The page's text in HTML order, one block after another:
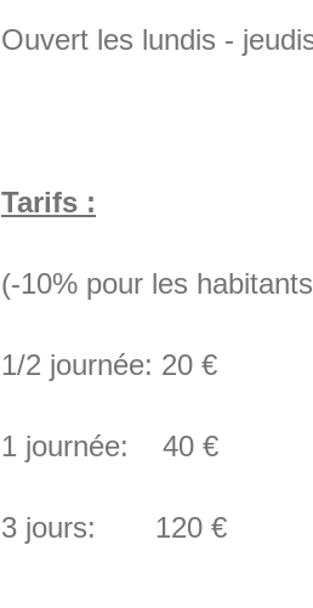
Ouvert les lundis -
Tarifs :
(-10% pour les
1/2 journée: 20 €
1 journée: 40 €
3 jours: 120 €